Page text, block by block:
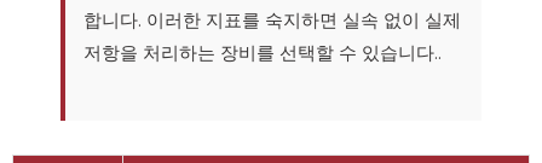
합니다. 이러한 지표를 숙지하면 실속 없이 실제
저항을 처리하는 장비를 선택할 수 있습니다..